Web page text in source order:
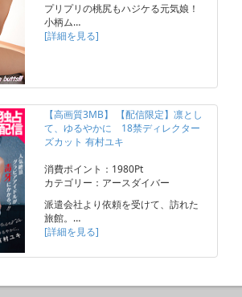
プリプリの桃尻もハジケる元気娘！
小柄ム…
[詳細を見る]
【高画質3MB】 【配信限定】凛とし
て、ゆるやかに 18禁ディレクター
ズカット 有村ユキ
消費ポイント：1980Pt
カテゴリー：アースダイバー
派遣会社より依頼を受けて、訪れた
旅館。…
[詳細を見る]